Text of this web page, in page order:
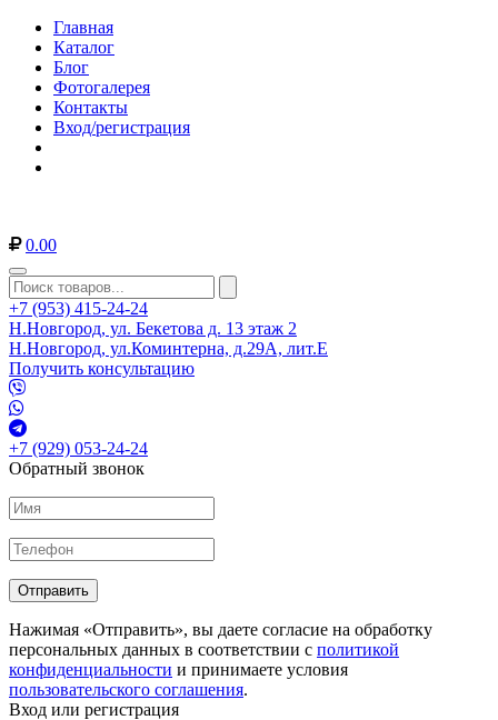
Главная
Каталог
Блог
Фотогалерея
Контакты
Вход/регистрация
0.00
+7 (953) 415-24-24
Н.Новгород, ул. Бекетова д. 13 этаж 2
Н.Новгород, ул.Коминтерна, д.29А, лит.Е
Получить консультацию
+7 (929) 053-24-24
Обратный звонок
Нажимая «Отправить», вы даете согласие на обработку
персональных данных в соответствии с политикой
конфиденциальности и принимаете условия
пользовательского соглашения.
Вход или регистрация